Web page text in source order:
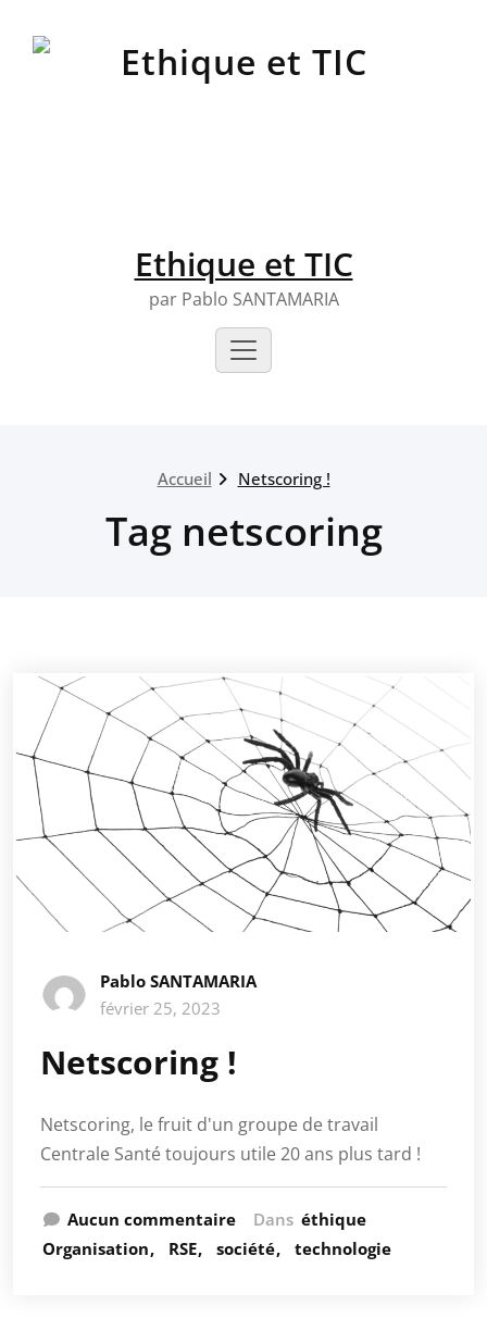
Ethique et TIC
par Pablo SANTAMARIA
Accueil Netscoring !
Tag netscoring
Pablo SANTAMARIA
février 25, 2023
Netscoring !
Netscoring, le fruit d'un groupe de travail
Centrale Santé toujours utile 20 ans plus tard !
Aucun commentaire Dans éthique
Organisation
RSE société technologie